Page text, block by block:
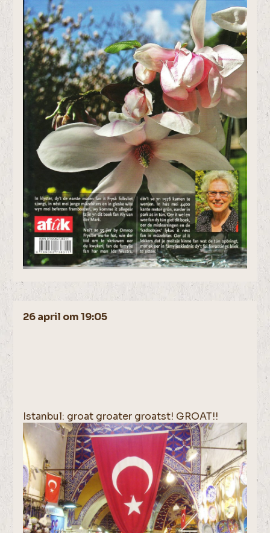
26 april om 19:05
Istanbul: groat groater groatst! GROAT!!